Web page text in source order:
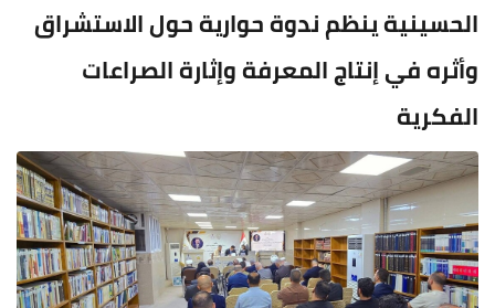
الحسينية ينظم ندوة حوارية حول الاستشراق
وأثره في إنتاج المعرفة وإثارة الصراعات
الفكرية